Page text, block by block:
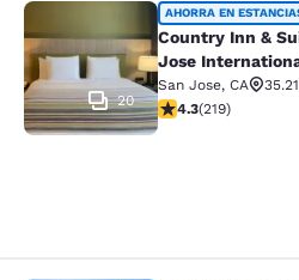
Country Inn &
20
AHORRA EN
Country Inn &
Jose
San Jose, CA
calificación de 4.26
4.3(219)